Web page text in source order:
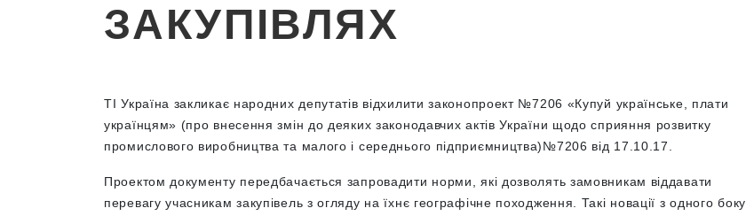
ЗАКУПІВЛЯХ
ТІ Україна закликає народних депутатів відхилити законопроект №7206 «Купуй українське, плати
українцям» (про внесення змін до деяких законодавчих актів України щодо сприяння розвитку
промислового виробництва та малого і середнього підприємництва)№7206 від 17.10.17.
Проектом документу передбачається запровадити норми, які дозволять замовникам віддавати
перевагу учасникам закупівель з огляду на їхнє географічне походження. Такі новації з одного боку